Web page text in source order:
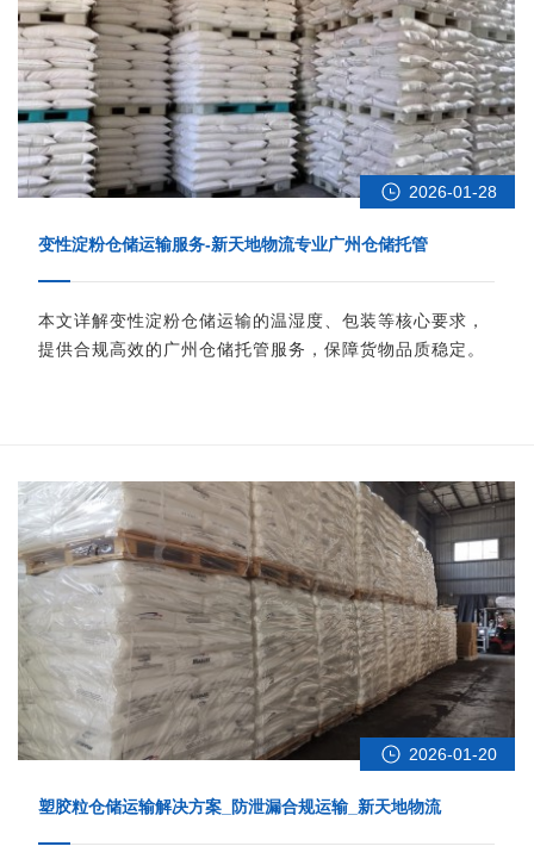
2026-01-28
变性淀粉仓储运输服务-新天地物流专业广州仓储托管
本文详解变性淀粉仓储运输的温湿度、包装等核心要求，
提供合规高效的广州仓储托管服务，保障货物品质稳定。
2026-01-20
塑胶粒仓储运输解决方案_防泄漏合规运输_新天地物流